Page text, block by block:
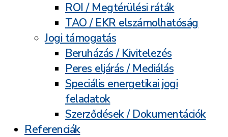
ROI / Megtérülési ráták
TAO / EKR elszámolhatóság
Jogi támogatás
Beruházás / Kivitelezés
Peres eljárás / Mediálás
Speciális energetikai jogi
feladatok
Szerződések / Dokumentációk
Referenciák